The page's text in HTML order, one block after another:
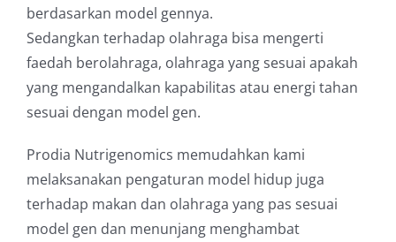
berdasarkan model gennya.
Sedangkan terhadap olahraga bisa mengerti
faedah berolahraga, olahraga yang sesuai apakah
yang mengandalkan kapabilitas atau energi tahan
sesuai dengan model gen.
Prodia Nutrigenomics memudahkan kami
melaksanakan pengaturan model hidup juga
terhadap makan dan olahraga yang pas sesuai
model gen dan menunjang menghambat